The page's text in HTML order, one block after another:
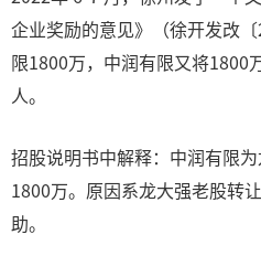
企业奖励的意见》（徐开发改
限1800万，中润有限又将1800
人。
招股说明书中解释：中润有限
1800万。原因系龙大强老股转
助。